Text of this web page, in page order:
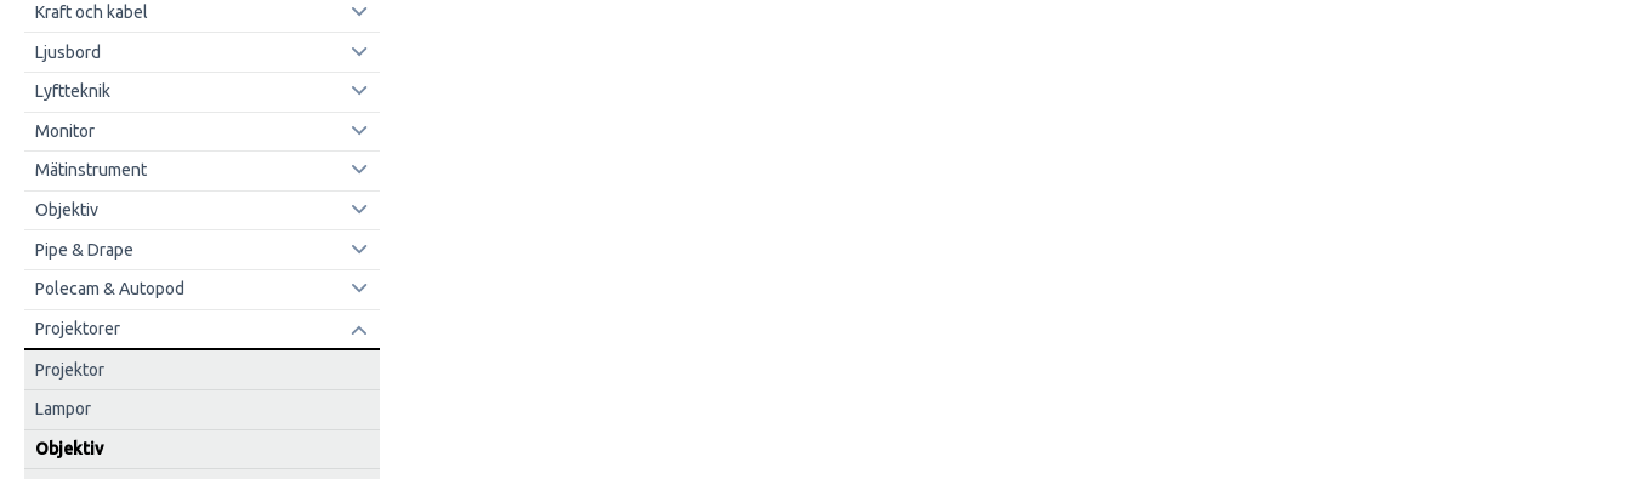
Kraft och kabel
Ljusbord
Lyftteknik
Monitor
Mätinstrument
Objektiv
Pipe & Drape
Polecam & Autopod
Projektorer
Projektor
Lampor
Objektiv